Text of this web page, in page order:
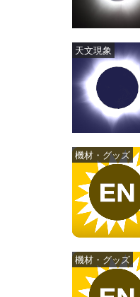
天文現象
機材・グッズ
機材・グッズ